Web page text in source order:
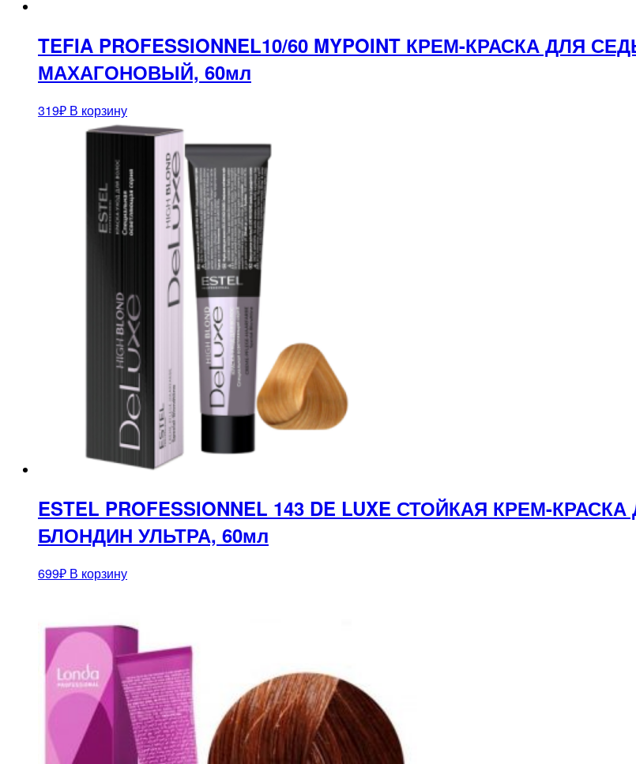
TEFIA PROFESSIONNEL10/60 MYPOINT КРЕМ-КРАСКА
МАХАГОНОВЫЙ, 60мл
319₽ В корзину
ESTEL PROFESSIONNEL 143 DE LUXE СТОЙКАЯ КРЕМ-
БЛОНДИН УЛЬТРА, 60мл
699₽ В корзину